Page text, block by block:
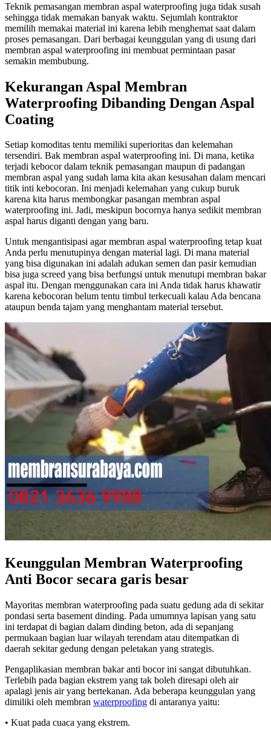
Teknik pemasangan membran aspal waterproofing juga tidak susah
sehingga tidak memakan banyak waktu. Sejumlah kontraktor
memilih memakai material ini karena lebih menghemat saat dalam
proses pemasangan. Dari berbagai keunggulan yang di usung dari
membran aspal waterproofing ini membuat permintaan pasar
semakin membubung.
Kekurangan Aspal Membran
Waterproofing Dibanding Dengan Aspal
Coating
Setiap komoditas tentu memiliki superioritas dan kelemahan
tersendiri. Bak membran aspal waterproofing ini. Di mana, ketika
terjadi kebocor dalam teknik pemasangan maupun di padangan
membran aspal yang sudah lama kita akan kesusahan dalam mencari
titik inti kebocoran. Ini menjadi kelemahan yang cukup buruk
karena kita harus membongkar pasangan membran aspal
waterproofing ini. Jadi, meskipun bocornya hanya sedikit membran
aspal harus diganti dengan yang baru.
Untuk mengantisipasi agar membran aspal waterproofing tetap kuat
Anda perlu menutupinya dengan material lagi. Di mana material
yang bisa digunakan ini adalah adukan semen dan pasir kemudian
bisa juga screed yang bisa berfungsi untuk menutupi membran bakar
aspal itu. Dengan menggunakan cara ini Anda tidak harus khawatir
karena kebocoran belum tentu timbul terkecuali kalau Ada bencana
ataupun benda tajam yang menghantam material tersebut.
Keunggulan Membran Waterproofing
Anti Bocor secara garis besar
Mayoritas membran waterproofing pada suatu gedung ada di sekitar
pondasi serta basement dinding. Pada umumnya lapisan yang satu
ini terdapat di bagian dalam dinding beton, ada di sepanjang
permukaan bagian luar wilayah terendam atau ditempatkan di
daerah sekitar gedung dengan peletakan yang strategis.
Pengaplikasian membran bakar anti bocor ini sangat dibutuhkan.
Terlebih pada bagian ekstrem yang tak boleh diresapi oleh air
apalagi jenis air yang bertekanan. Ada beberapa keunggulan yang
dimiliki oleh membran waterproofing di antaranya yaitu:
• Kuat pada cuaca yang ekstrem.